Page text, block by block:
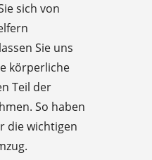
sich von
Sie uns
körperliche
Teil der
So haben
die wichtigen